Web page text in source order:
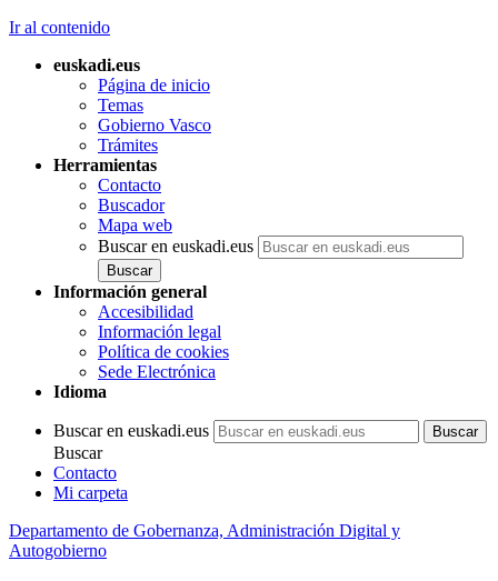
Ir al contenido
euskadi.eus
Página de inicio
Temas
Gobierno Vasco
Trámites
Herramientas
Contacto
Buscador
Mapa web
Buscar en euskadi.eus
Información general
Accesibilidad
Información legal
Política de cookies
Sede Electrónica
Idioma
Buscar en euskadi.eus
Buscar
Contacto
Mi carpeta
Departamento de Gobernanza, Administración Digital y
Autogobierno